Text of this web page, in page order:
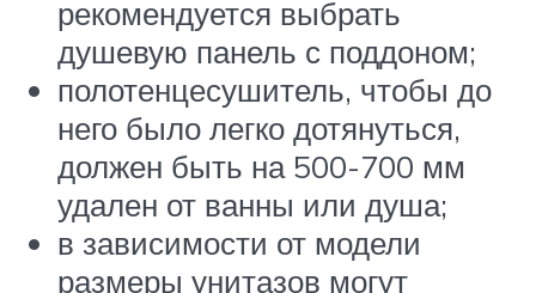
рекомендуется выбрать
душевую панель с поддоном;
полотенцесушитель, чтобы до
него было легко дотянуться,
должен быть на 500-700 мм
удален от ванны или душа;
в зависимости от модели
размеры унитазов могут